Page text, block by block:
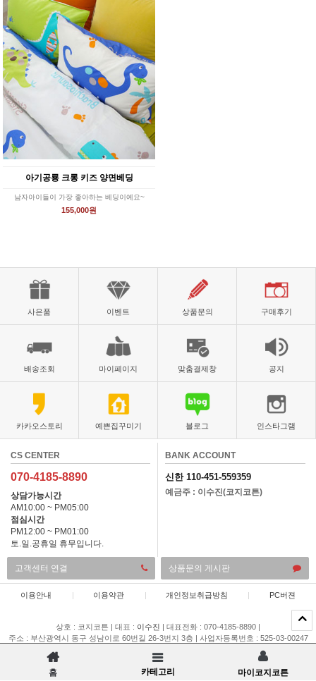
홈 카테고리 마이코지코튼
아기공룡 크롱 키즈 양면베딩
남자아이들이 가장 좋아하는 베딩이예요~
155,000원
사은품 이벤트 상품문의 구매후기
배송조회 마이페이지 맞춤결제창 공지
카카오스토리 예쁜집꾸미기 블로그 인스타그램
CS CENTER
070-4185-8890
상담가능시간
AM10:00 ~ PM05:00
점심시간
PM12:00 ~ PM01:00
토.일.공휴일 휴무입니다.
BANK ACCOUNT
신한 110-451-559359
예금주 : 이수진(코지코튼)
고객센터 연결 상품문의 게시판
이용안내 | 이용약관 | 개인정보취급방침 | PC버젼
상호 : 코지코튼 | 대표 : 이수진 | 대표전화 : 070-4185-8890 |
주소 : 부산광역시 동구 성남이로 60번길 26-3번지 3층 | 사업자등록번호 : 525-03-00247
개인정보관리책임자 : 이채은
코지코튼ALL RIGHTS RESERVED.